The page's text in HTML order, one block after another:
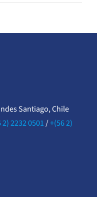
Santiago, Chile
2) 2232 0501/+(56 2)